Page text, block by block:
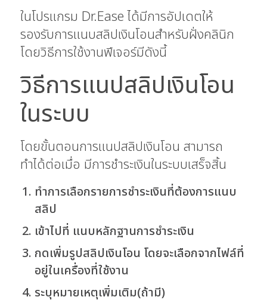
ในโปรแกรม Dr.Ease ได้มีการอัปเดตให้
รองรับการแนบสลิปเงินโอนสำหรับฝั่งคลินิก
โดยวิธีการใช้งานฟีเจอร์มีดังนี้
วิธีการแนปสลิปเงินโอน
ในระบบ
โดยขั้นตอนการแนปสลิปเงินโอน สามารถ
ทำได้ต่อเมื่อ มีการชำระเงินในระบบเสร็จสิ้น
ทำการเลือกรายการชำระเงินที่ต้องการแนบ
สลิป
เข้าไปที่ แนบหลักฐานการชำระเงิน
กดเพิ่มรูปสลิปเงินโอน โดยจะเลือกจากไฟล์ที่
อยู่ในเครื่องที่ใช้งาน
ระบุหมายเหตุเพิ่มเติม(ถ้ามี)